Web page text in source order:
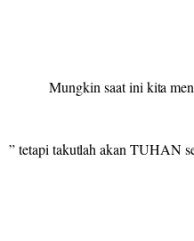
Mungkin saat ini kita
” tetapi takutlah akan TUHAN